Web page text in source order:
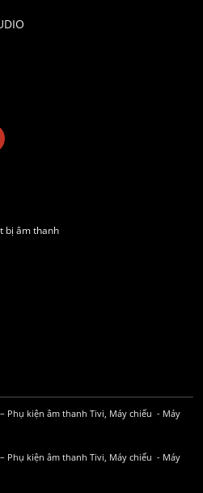
bị âm thanh
– Phụ kiện âm thanh Tivi, Máy chiếu - Máy
– Phụ kiện âm thanh Tivi, Máy chiếu - Máy